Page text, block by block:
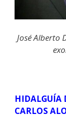
José Alberto
HIDALGUÍA
CARLOS